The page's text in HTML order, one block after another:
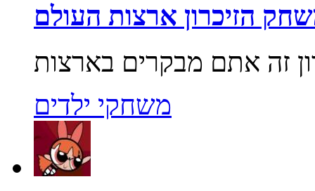
הזיכרון ארצות העולם
משחקי ילדים